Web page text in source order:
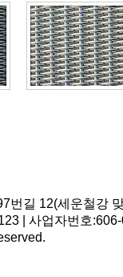
번길 12(세운철강
| 사업자번호